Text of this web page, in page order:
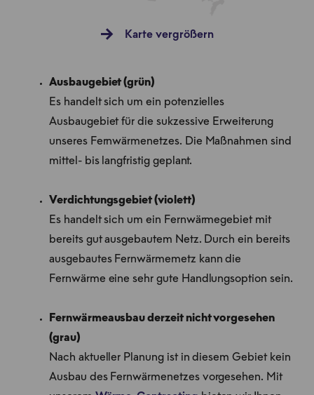
Karte vergrößern
Ausbaugebiet (grün)
Es handelt sich um ein potenzielles
Ausbaugebiet für die sukzessive Erweiterung
unseres Fernwärmenetzes. Die Maßnahmen sind
mittel- bis langfristig geplant.
Verdichtungsgebiet (violett)
Es handelt sich um ein Fernwärmegebiet mit
bereits gut ausgebautem Netz. Durch ein bereits
ausgebautes Fernwärmemetz kann die
Fernwärme eine sehr gute Handlungsoption sein.
Fernwärmeausbau derzeit nicht vorgesehen
(grau)
Nach aktueller Planung ist in diesem Gebiet kein
Ausbau des Fernwärmenetzes vorgesehen. Mit